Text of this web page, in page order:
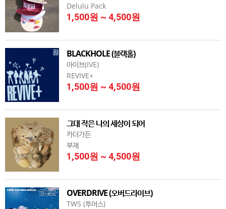
Delulu Pack
1,500원 ~ 4,500원
BLACKHOLE (블랙홀)
아이브(IVE)
REVIVE+
1,500원 ~ 4,500원
그대 작은 나의 세상이 되어
카더가든
부재
1,500원 ~ 4,500원
OVERDRIVE (오버드라이브)
TWS (투어스)